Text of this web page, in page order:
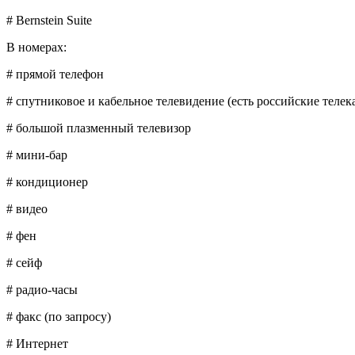
# Bernstein Suite
В номерах:
# прямой телефон
# спутниковое и кабельное телевидение (есть российские
# большой плазменный телевизор
# мини-бар
# кондиционер
# видео
# фен
# сейф
# радио-часы
# факс (по запросу)
# Интернет